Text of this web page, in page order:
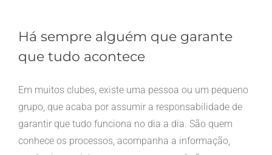
Há sempre alguém que garante
que tudo acontece
Em muitos clubes, existe uma pessoa ou um pequeno
grupo, que acaba por assumir a responsabilidade de
garantir que tudo funciona no dia a dia. São quem
conhece os processos, acompanha a informação,